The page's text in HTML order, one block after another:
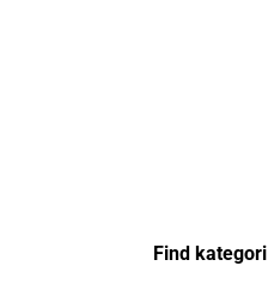
Find kategori